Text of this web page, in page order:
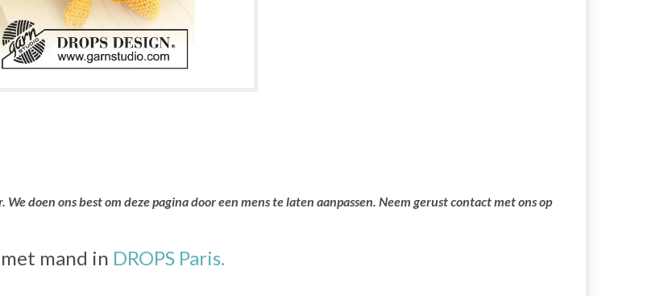
doen ons best om deze pagina door een mens te laten aanpassen. Neem gerust contact met ons op
mand in DROPS Paris.